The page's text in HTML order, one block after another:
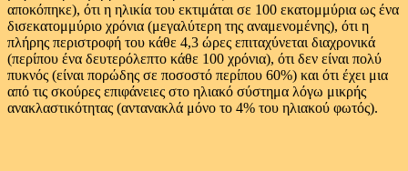
αποκόπηκε), ότι η ηλικία του εκτιμάται σε 100 εκατομμύρια ως ένα
δισεκατομμύριο χρόνια (μεγαλύτερη της αναμενομένης), ότι η
πλήρης περιστροφή του κάθε 4,3 ώρες επιταχύνεται διαχρονικά
(περίπου ένα δευτερόλεπτο κάθε 100 χρόνια), ότι δεν είναι πολύ
πυκνός (είναι πορώδης σε ποσοστό περίπου 60%) και ότι έχει μια
από τις σκούρες επιφάνειες στο ηλιακό σύστημα λόγω μικρής
ανακλαστικότητας (αντανακλά μόνο το 4% του ηλιακού φωτός).